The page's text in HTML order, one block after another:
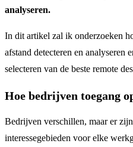
analyseren.
In dit artikel zal ik onderzoeken
afstand detecteren en analyseren
selecteren van de beste remote
Hoe bedrijven toegang
Bedrijven verschillen, maar er
interessegebieden voor elke